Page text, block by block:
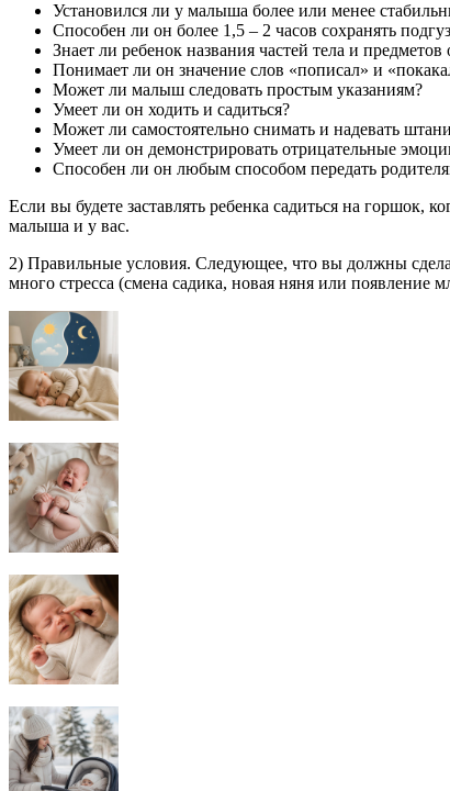
Установился ли у малыша более или менее
Способен ли он более 1,5 – 2 часов сохранять
Знает ли ребенок названия частей тела и
Понимает ли он значение слов «пописал» и
Может ли малыш следовать простым указаниям?
Умеет ли он ходить и садиться?
Может ли самостоятельно снимать и надевать
Умеет ли он демонстрировать отрицательные
Способен ли он любым способом передать
Если вы будете заставлять ребенка садиться на горшок,
малыша и у вас.
2) Правильные условия. Следующее, что вы должны
много стресса (смена садика, новая няня или появление